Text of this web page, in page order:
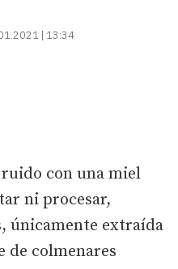
| 13:34
con una miel
ni procesar,
únicamente extraída
de colmenares